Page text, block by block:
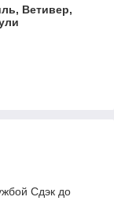
Ветивер,
Сдэк до